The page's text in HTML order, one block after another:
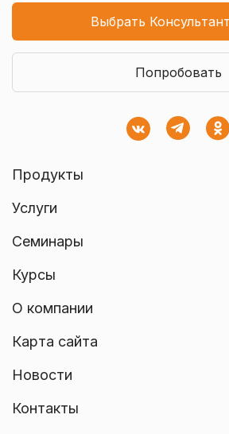
Выбрать
Попробовать
Продукты
Услуги
Семинары
Курсы
О компании
Карта сайта
Новости
Контакты